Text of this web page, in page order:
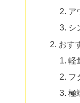
ア
シ
おす
軽
フ
極